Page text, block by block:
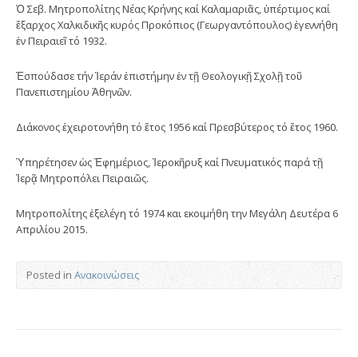
Ὁ Σεβ. Μητροπολίτης Νέας Κρήνης καί Καλαμαριᾶς, ὑπέρτιμος καί
ἔξαρχος Χαλκιδικῆς κυρός Προκόπιος (Γεωργαντόπουλος) ἐγεννήθη
ἐν Πειραιεῖ τό 1932.
Ἐσπούδασε τήν Ἱεράν ἐπιστήμην ἐν τῇ Θεολογικῇ Σχολῇ τοῦ
Πανεπιστημίου Ἀθηνῶν.
Διάκονος ἐχειροτονήθη τό ἔτος 1956 καί Πρεσβύτερος τό ἔτος 1960.
Ὑπηρέτησεν ὡς Ἐφημέριος, Ἱεροκῆρυξ καί Πνευματικός παρά τῇ
Ἱερᾷ Μητροπόλει Πειραιῶς.
Μητροπολίτης ἐξελέγη τό 1974 και εκοιμήθη την Μεγάλη Δευτέρα 6
Απριλίου 2015.
Posted in Ανακοινώσεις